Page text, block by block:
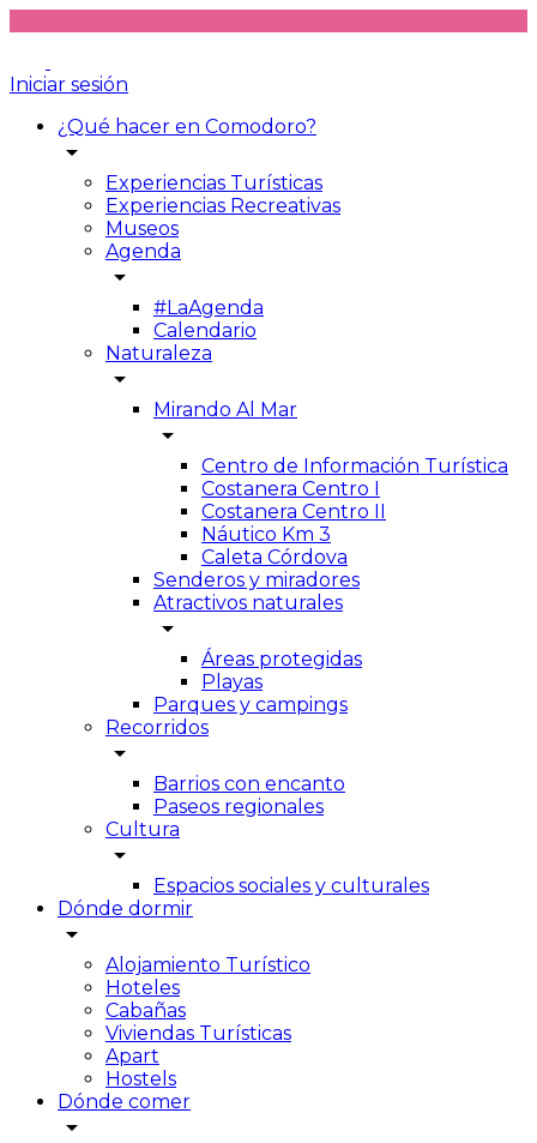
Iniciar sesión
¿Qué hacer en Comodoro?
arrow_drop_down
Experiencias Turísticas
Experiencias Recreativas
Museos
Agenda
arrow_drop_down
#LaAgenda
Calendario
Naturaleza
arrow_drop_down
Mirando Al Mar
arrow_drop_down
Centro de Información Turística
Costanera Centro I
Costanera Centro II
Náutico Km 3
Caleta Córdova
Senderos y miradores
Atractivos naturales
arrow_drop_down
Áreas protegidas
Playas
Parques y campings
Recorridos
arrow_drop_down
Barrios con encanto
Paseos regionales
Cultura
arrow_drop_down
Espacios sociales y culturales
Dónde dormir
arrow_drop_down
Alojamiento Turístico
Hoteles
Cabañas
Viviendas Turísticas
Apart
Hostels
Dónde comer
arrow_drop_down